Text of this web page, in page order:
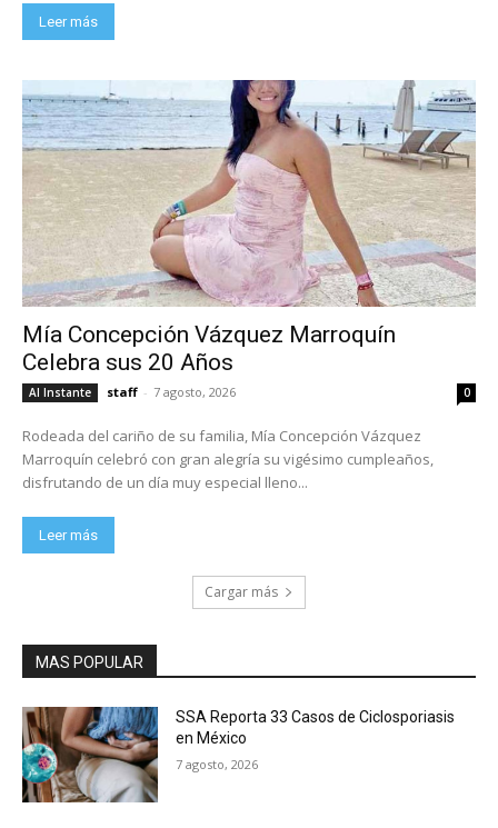
Leer más
Mía Concepción Vázquez Marroquín
Celebra sus 20 Años
Al Instante staff - 7 agosto, 2026 0
Rodeada del cariño de su familia, Mía Concepción Vázquez
Marroquín celebró con gran alegría su vigésimo cumpleaños,
disfrutando de un día muy especial lleno...
Leer más
Cargar más
MAS POPULAR
SSA Reporta 33 Casos de Ciclosporiasis
en México
7 agosto, 2026